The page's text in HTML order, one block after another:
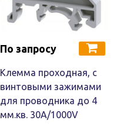
По запросу
Клемма проходная, c
винтовыми зажимами
для проводника до 4
мм.кв. 30A/1000V